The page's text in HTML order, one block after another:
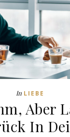
In LIEBE
Aber
In